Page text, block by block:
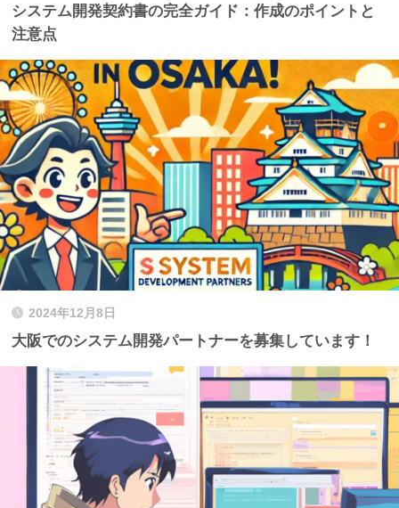
システム開発契約書の完全ガイド：作成のポイントと
注意点
2024年12月8日
大阪でのシステム開発パートナーを募集しています！